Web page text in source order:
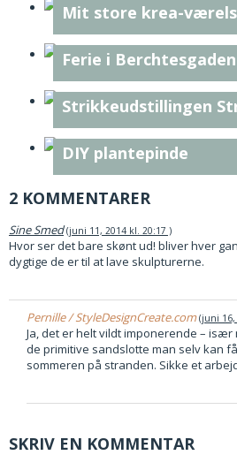
Mit store krea-
Ferie i Berchtesgaden
Strikkeudstillingen
DIY plantepinde
2 KOMMENTARER
Sine Smed juni 11, 2014 kl. 20:17
Hvor ser det bare skønt ud! bliver hver
dygtige de er til at lave skulpturerne.
Pernille / StyleDesignCreate.com juni 16,
Ja, det er helt vildt imponerende –
de primitive sandslotte man selv kan
sommeren på stranden. Sikke et
SKRIV EN KOMMENTAR